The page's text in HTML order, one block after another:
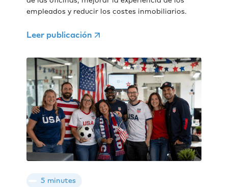
empleados y reducir los costes inmobiliarios.
Leer publicación
5 minutes